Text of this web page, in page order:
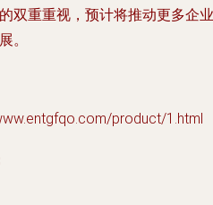
双重重视，预计将推动更多企业
。
product/1.html